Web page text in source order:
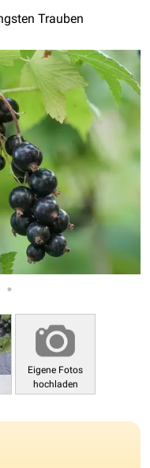
Trauben
Eigene Fotos
hochladen